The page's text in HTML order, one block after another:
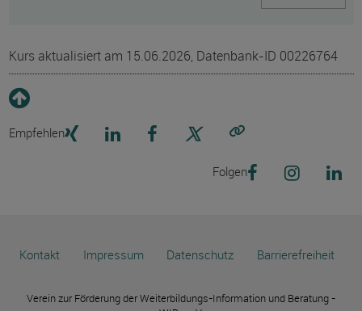
Kurs aktualisiert am 15.06.2026, Datenbank-ID 00226764
Empfehlen
Folgen
Kontakt Impressum Datenschutz Barrierefreiheit
Verein zur Förderung der Weiterbildungs-Information und Beratung -